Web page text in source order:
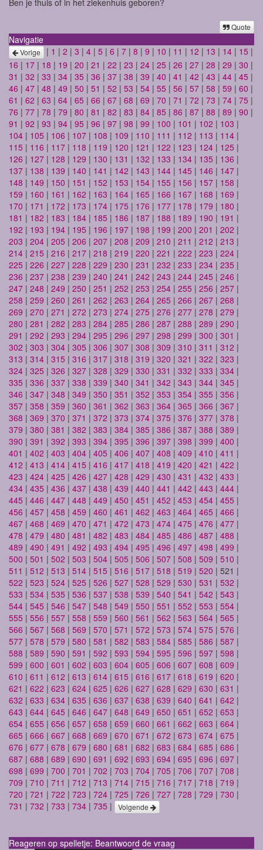
Quote
Navigatie
Vorige | 1 | 2 | 3 | 4 | 5 | 6 | 7 | 8 | 9 | 10 | 11 | 12 | 13 | 14 | 15 |
16 | 17 | 18 | 19 | 20 | 21 | 22 | 23 | 24 | 25 | 26 | 27 | 28 | 29 | 30 |
31 | 32 | 33 | 34 | 35 | 36 | 37 | 38 | 39 | 40 | 41 | 42 | 43 | 44 | 45 |
46 | 47 | 48 | 49 | 50 | 51 | 52 | 53 | 54 | 55 | 56 | 57 | 58 | 59 | 60 |
61 | 62 | 63 | 64 | 65 | 66 | 67 | 68 | 69 | 70 | 71 | 72 | 73 | 74 | 75 |
76 | 77 | 78 | 79 | 80 | 81 | 82 | 83 | 84 | 85 | 86 | 87 | 88 | 89 | 90 |
91 | 92 | 93 | 94 | 95 | 96 | 97 | 98 | 99 | 100 | 101 | 102 | 103 |
104 | 105 | 106 | 107 | 108 | 109 | 110 | 111 | 112 | 113 | 114 |
115 | 116 | 117 | 118 | 119 | 120 | 121 | 122 | 123 | 124 | 125 |
126 | 127 | 128 | 129 | 130 | 131 | 132 | 133 | 134 | 135 | 136 |
137 | 138 | 139 | 140 | 141 | 142 | 143 | 144 | 145 | 146 | 147 |
148 | 149 | 150 | 151 | 152 | 153 | 154 | 155 | 156 | 157 | 158 |
159 | 160 | 161 | 162 | 163 | 164 | 165 | 166 | 167 | 168 | 169 |
170 | 171 | 172 | 173 | 174 | 175 | 176 | 177 | 178 | 179 | 180 |
181 | 182 | 183 | 184 | 185 | 186 | 187 | 188 | 189 | 190 | 191 |
192 | 193 | 194 | 195 | 196 | 197 | 198 | 199 | 200 | 201 | 202 |
203 | 204 | 205 | 206 | 207 | 208 | 209 | 210 | 211 | 212 | 213 |
214 | 215 | 216 | 217 | 218 | 219 | 220 | 221 | 222 | 223 | 224 |
225 | 226 | 227 | 228 | 229 | 230 | 231 | 232 | 233 | 234 | 235 |
236 | 237 | 238 | 239 | 240 | 241 | 242 | 243 | 244 | 245 | 246 |
247 | 248 | 249 | 250 | 251 | 252 | 253 | 254 | 255 | 256 | 257 |
258 | 259 | 260 | 261 | 262 | 263 | 264 | 265 | 266 | 267 | 268 |
269 | 270 | 271 | 272 | 273 | 274 | 275 | 276 | 277 | 278 | 279 |
280 | 281 | 282 | 283 | 284 | 285 | 286 | 287 | 288 | 289 | 290 |
291 | 292 | 293 | 294 | 295 | 296 | 297 | 298 | 299 | 300 | 301 |
302 | 303 | 304 | 305 | 306 | 307 | 308 | 309 | 310 | 311 | 312 |
313 | 314 | 315 | 316 | 317 | 318 | 319 | 320 | 321 | 322 | 323 |
324 | 325 | 326 | 327 | 328 | 329 | 330 | 331 | 332 | 333 | 334 |
335 | 336 | 337 | 338 | 339 | 340 | 341 | 342 | 343 | 344 | 345 |
346 | 347 | 348 | 349 | 350 | 351 | 352 | 353 | 354 | 355 | 356 |
357 | 358 | 359 | 360 | 361 | 362 | 363 | 364 | 365 | 366 | 367 |
368 | 369 | 370 | 371 | 372 | 373 | 374 | 375 | 376 | 377 | 378 |
379 | 380 | 381 | 382 | 383 | 384 | 385 | 386 | 387 | 388 | 389 |
390 | 391 | 392 | 393 | 394 | 395 | 396 | 397 | 398 | 399 | 400 |
401 | 402 | 403 | 404 | 405 | 406 | 407 | 408 | 409 | 410 | 411 |
412 | 413 | 414 | 415 | 416 | 417 | 418 | 419 | 420 | 421 | 422 |
423 | 424 | 425 | 426 | 427 | 428 | 429 | 430 | 431 | 432 | 433 |
434 | 435 | 436 | 437 | 438 | 439 | 440 | 441 | 442 | 443 | 444 |
445 | 446 | 447 | 448 | 449 | 450 | 451 | 452 | 453 | 454 | 455 |
456 | 457 | 458 | 459 | 460 | 461 | 462 | 463 | 464 | 465 | 466 |
467 | 468 | 469 | 470 | 471 | 472 | 473 | 474 | 475 | 476 | 477 |
478 | 479 | 480 | 481 | 482 | 483 | 484 | 485 | 486 | 487 | 488 |
489 | 490 | 491 | 492 | 493 | 494 | 495 | 496 | 497 | 498 | 499 |
500 | 501 | 502 | 503 | 504 | 505 | 506 | 507 | 508 | 509 | 510 |
511 | 512 | 513 | 514 | 515 | 516 | 517 | 518 | 519 | 520 | 521 |
522 | 523 | 524 | 525 | 526 | 527 | 528 | 529 | 530 | 531 | 532 |
533 | 534 | 535 | 536 | 537 | 538 | 539 | 540 | 541 | 542 | 543 |
544 | 545 | 546 | 547 | 548 | 549 | 550 | 551 | 552 | 553 | 554 |
555 | 556 | 557 | 558 | 559 | 560 | 561 | 562 | 563 | 564 | 565 |
566 | 567 | 568 | 569 | 570 | 571 | 572 | 573 | 574 | 575 | 576 |
577 | 578 | 579 | 580 | 581 | 582 | 583 | 584 | 585 | 586 | 587 |
588 | 589 | 590 | 591 | 592 | 593 | 594 | 595 | 596 | 597 | 598 |
599 | 600 | 601 | 602 | 603 | 604 | 605 | 606 | 607 | 608 | 609 |
610 | 611 | 612 | 613 | 614 | 615 | 616 | 617 | 618 | 619 | 620 |
621 | 622 | 623 | 624 | 625 | 626 | 627 | 628 | 629 | 630 | 631 |
632 | 633 | 634 | 635 | 636 | 637 | 638 | 639 | 640 | 641 | 642 |
643 | 644 | 645 | 646 | 647 | 648 | 649 | 650 | 651 | 652 | 653 |
654 | 655 | 656 | 657 | 658 | 659 | 660 | 661 | 662 | 663 | 664 |
665 | 666 | 667 | 668 | 669 | 670 | 671 | 672 | 673 | 674 | 675 |
676 | 677 | 678 | 679 | 680 | 681 | 682 | 683 | 684 | 685 | 686 |
687 | 688 | 689 | 690 | 691 | 692 | 693 | 694 | 695 | 696 | 697 |
698 | 699 | 700 | 701 | 702 | 703 | 704 | 705 | 706 | 707 | 708 |
709 | 710 | 711 | 712 | 713 | 714 | 715 | 716 | 717 | 718 | 719 |
720 | 721 | 722 | 723 | 724 | 725 | 726 | 727 | 728 | 729 | 730 |
731 | 732 | 733 | 734 | 735 | Volgende
Reageren op spelletje: Beantwoord de vraag